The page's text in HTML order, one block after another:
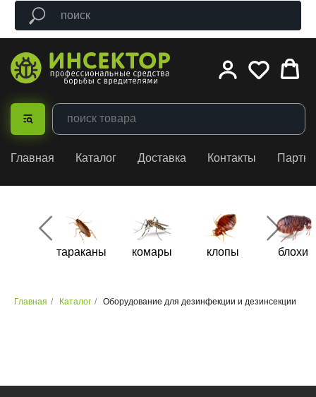
Главная Каталог Доставка Контакты
блохи
клопы
комары
тараканы
Главная / Каталог / Оборудование для дезинфекции и дезинсекции